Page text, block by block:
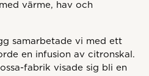
värme, hav och
samarbetade vi med ett
en infusion av citronskal.
fabrik visade sig bli en